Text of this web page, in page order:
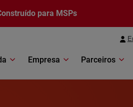
para MSPs
Empresa Parceiros